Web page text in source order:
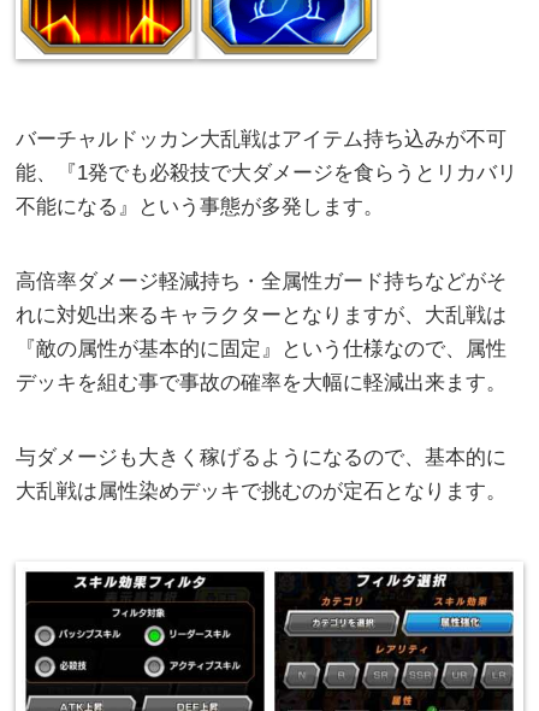
バーチャルドッカン大乱戦はアイテム持ち込みが不可
能、『1発でも必殺技で大ダメージを食らうとリカバリ
不能になる』という事態が多発します。
高倍率ダメージ軽減持ち・全属性ガード持ちなどがそ
れに対処出来るキャラクターとなりますが、大乱戦は
『敵の属性が基本的に固定』という仕様なので、属性
デッキを組む事で事故の確率を大幅に軽減出来ます。
与ダメージも大きく稼げるようになるので、基本的に
大乱戦は属性染めデッキで挑むのが定石となります。